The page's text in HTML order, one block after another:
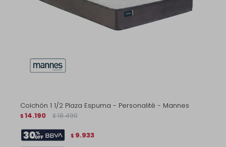
Colchón 1 1/2 Plaza Espuma - Personalité - Mannes
$ 14.190 $ 18.490
$ 9.933